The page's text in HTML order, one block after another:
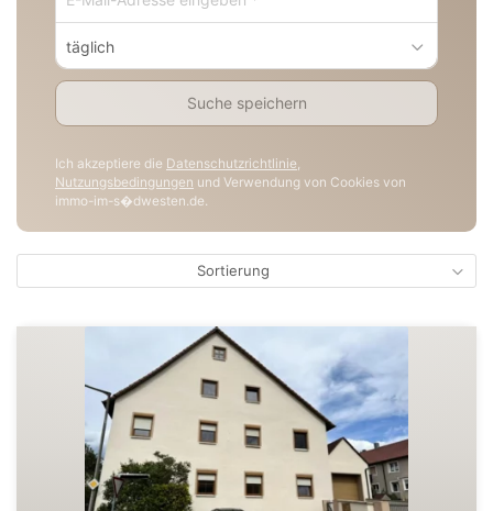
täglich
Suche speichern
Ich akzeptiere die Datenschutzrichtlinie,
Nutzungsbedingungen und Verwendung von Cookies von
immo-im-s�dwesten.de.
Sortierung